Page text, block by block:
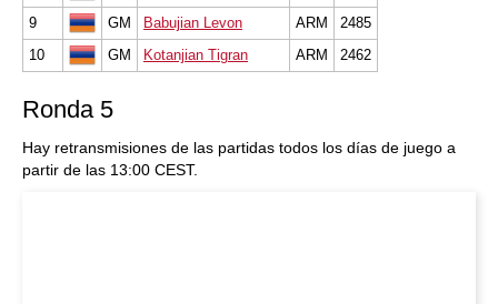
9
GM Babujian Levon ARM
2485
10
GM Kotanjian Tigran ARM 2462
Ronda 5
Hay retransmisiones de las partidas todos los días de juego a
partir de las 13:00 CEST.